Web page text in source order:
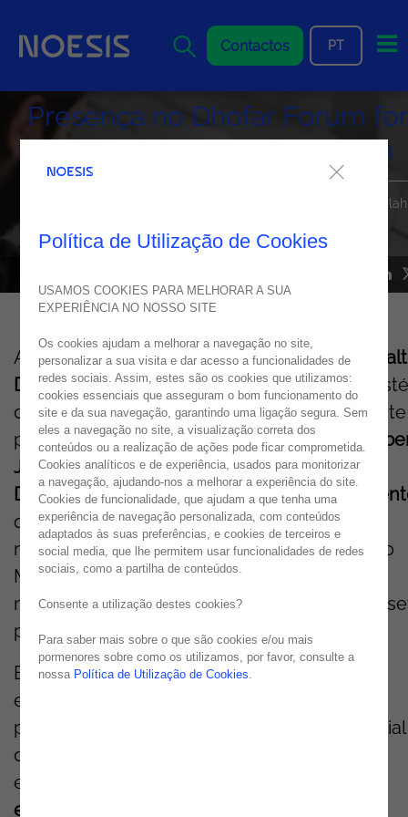
Contactos
PT
Presença no Dhofar Forum for
Health Digital Transformation
Realizado entre os dias 26 e 27 de agosto, na cidade de
cibersegurança no setor da saúde
A Noesisparticipou no“Dhofar Forumfor
Digital Transformation”, promovido pelo
da Saúde de Omã,no Médio Oriente,a
parceiro localAnkaaSpace Technologies.
Jorge Ferreira, Middle East & AsiaManaging
Director da Noesis, marcou presença no
quedecorreu nos dias 26 e 27 de agosto,
reforçando o posicionamento da empresa no
Médio Oriente e o compromisso com a
modernização tecnológica e sustentável do
público em Omã.
Esta participação integra-se na colaboração
estratégica com a
posiciona na vanguarda da tecnologia
da aviação
escolhida para
especializado em
Política de Utilização de Cookies
USAMOS COOKIES PARA MELHORAR A SUA
EXPERIÊNCIA NO NOSSO SITE
Os cookies ajudam a melhorar a navegação no site,
personalizar a sua visita e dar acesso a funcionalidades de
redes sociais. Assim, estes são os cookies que utilizamos:
cookies essenciais que asseguram o bom funcionamento do
site e da sua navegação, garantindo uma ligação segura. Sem
eles a navegação no site, a visualização correta dos
conteúdos ou a realização de ações pode ficar comprometida.
Cookies analíticos e de experiência, usados para monitorizar
a navegação, ajudando-nos a melhorar a experiência do site.
Cookies de funcionalidade, que ajudam a que tenha uma
experiência de navegação personalizada, com conteúdos
adaptados às suas preferências, e cookies de terceiros e
social media, que lhe permitem usar funcionalidades de redes
sociais, como a partilha de conteúdos.
Consente a utilização destes cookies?
Para saber mais sobre o que são cookies e/ou mais
pormenores sobre como os utilizamos, por favor, consulte a
nossa Política de Utilização de Cookies.